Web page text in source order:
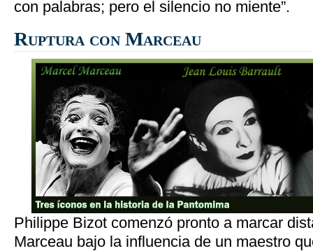
con palabras; pero el silencio no miente”.
Ruptura con Marceau
Philippe Bizot comenzó pronto a marcar
Marceau bajo la influencia de un maestro